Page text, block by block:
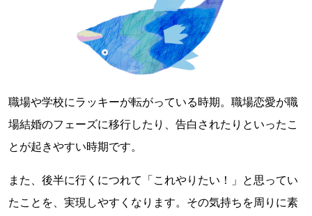
職場や学校にラッキーが転がっている時期。職場恋愛が職
場結婚のフェーズに移行したり、告白されたりといったこ
とが起きやすい時期です。
また、後半に行くにつれて「これやりたい！」と思ってい
たことを、実現しやすくなります。その気持ちを周りに素